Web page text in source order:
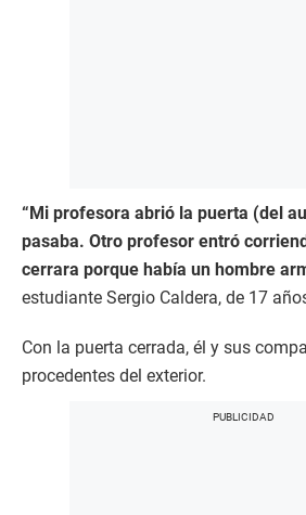
“Mi profesora abrió la puerta (del
pasaba. Otro profesor entró
cerrara porque había un hombre
estudiante Sergio Caldera, de 17
Con la puerta cerrada, él y sus
procedentes del exterior.